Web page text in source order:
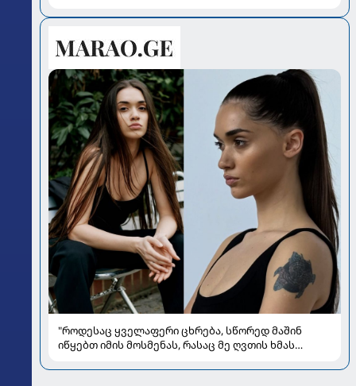
"როდესაც ყველაფერი ცხრება, სწორედ მაშინ
იწყებთ იმის მოსმენას, რასაც მე ღვთის ხმას
საზოგადოებას